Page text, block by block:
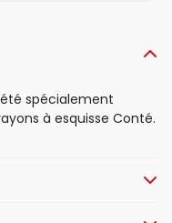
spécialement
à esquisse Conté.